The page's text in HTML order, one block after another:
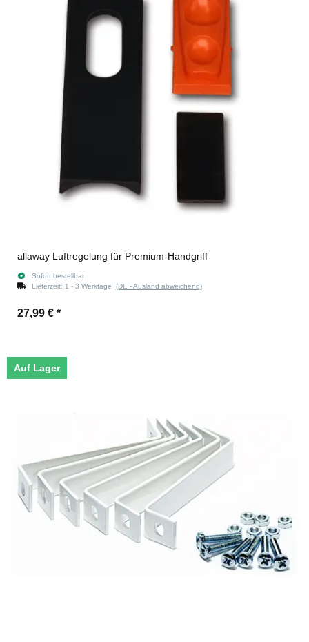
allaway Luftregelung für Premium-Handgriff
Sofort bestellbar
Lieferzeit: 1 - 3 Werktage (DE - Ausland abweichend)
27,99 € *
Auf Lager